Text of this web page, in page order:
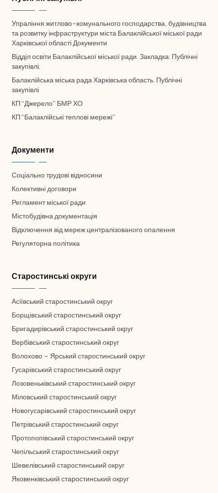
Упраління житлово-комунального господарства, будівництва
та розвитку інфраструктури міста Балаклійської міської ради
Харківської області Документи
Відділ освіти Балаклійської міської ради. Закладка: Публічні
закупівлі.
Балаклійська міська рада Харківська область. Публічні
закупівлі
КП “Джерело” БМР ХО
КП “Балаклійські теплові мережі”
Документи
Соціально трудові відносини
Колективні договори
Регламент міської ради
Містобудівна документація
Відключення від мереж централізованого опалення
Регуляторна політика
Старостинські округи
Асіївський старостинський округ
Борщівський старостинський округ
Бригадирівський старостинський округ
Вербівський старостинський округ
Волохово – Ярський старостинський округ
Гусарівський старостинський округ
Лозовеньківський старостинський округ
Міловський старостинський округ
Новогусарівський старостинський округ
Петрівський старостинський округ
Протопопівський старостинський округ
Чепільський старостинський округ
Шевелівський старостинський округ
Яковенківський старостинський округ
➖ Сховати панель